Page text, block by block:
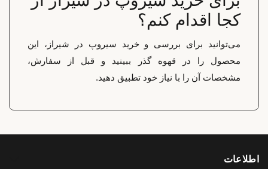
کجا اقدام کنم؟
می‌توانید برای بررسی و خرید سیروپ در شیراز، این
محصول را در قهوه گذر ببینید و قبل از سفارش،
مشخصات آن را با نیاز خود تطبیق دهید.
اطلاعات